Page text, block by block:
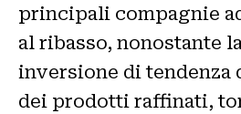
principali compagnie
al ribasso, nonostante
inversione di tendenza
dei prodotti raffinati,